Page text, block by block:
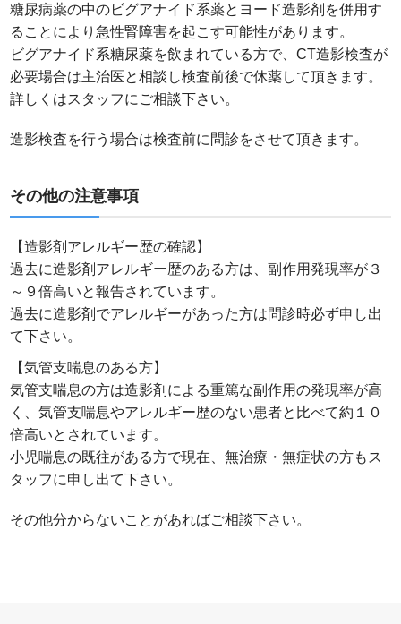
糖尿病薬の中のビグアナイド系薬とヨード造影剤を併用す
ることにより急性腎障害を起こす可能性があります。
ビグアナイド系糖尿薬を飲まれている方で、CT造影検査が
必要場合は主治医と相談し検査前後で休薬して頂きます。
詳しくはスタッフにご相談下さい。
造影検査を行う場合は検査前に問診をさせて頂きます。
その他の注意事項
【造影剤アレルギー歴の確認】
過去に造影剤アレルギー歴のある方は、副作用発現率が３
～９倍高いと報告されています。
過去に造影剤でアレルギーがあった方は問診時必ず申し出
て下さい。
【気管支喘息のある方】
気管支喘息の方は造影剤による重篤な副作用の発現率が高
く、気管支喘息やアレルギー歴のない患者と比べて約１０
倍高いとされています。
小児喘息の既往がある方で現在、無治療・無症状の方もス
タッフに申し出て下さい。
その他分からないことがあればご相談下さい。